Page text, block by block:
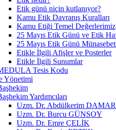
Etik günü niçin kutlanıyor?
Kamu Etik Davranış Kuralları
Kamu Etiği Temel Değerlerimiz
25 Mayıs Etik Günü ve Etik
25 Mayıs Etik Günü
Etikle İlgili Afişler ve Posterler
Etikle İlgili Sunumlar
Tesis Kodu
Yönetimi
Yardımcıları
Uzm. Dr. Abdülkerim DAMAR
Uzm. Dr. Burcu GÜNSOY
Uzm. Dr. Emre ÇELİK